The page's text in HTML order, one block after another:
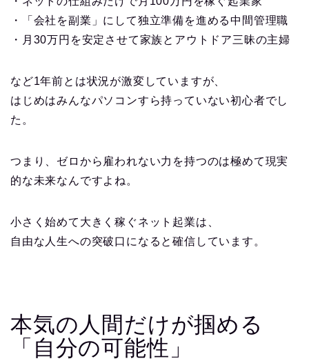
・「会社を副業」にして独立準備を進める中間管理職
・月30万円を安定させて家族とアウトドア三昧の主婦
など1年前とは状況が激変していますが、
はじめはみんなパソコンすら持っていない初心者でし
た。
つまり、ゼロから雇われない力を持つのは極めて現実
的な未来なんですよね。
小さく始めて大きく稼ぐネット起業は、
自由な人生への突破口になると確信しています。
本気の人間だけが掴める
「自分の可能性」